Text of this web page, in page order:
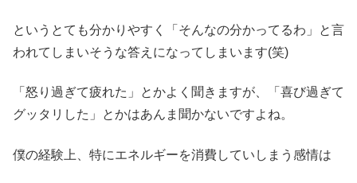
というとても分かりやすく「そんなの分かってるわ」と言
われてしまいそうな答えになってしまいます(笑)
「怒り過ぎて疲れた」とかよく聞きますが、「喜び過ぎて
グッタリした」とかはあんま聞かないですよね。
僕の経験上、特にエネルギーを消費していしまう感情は